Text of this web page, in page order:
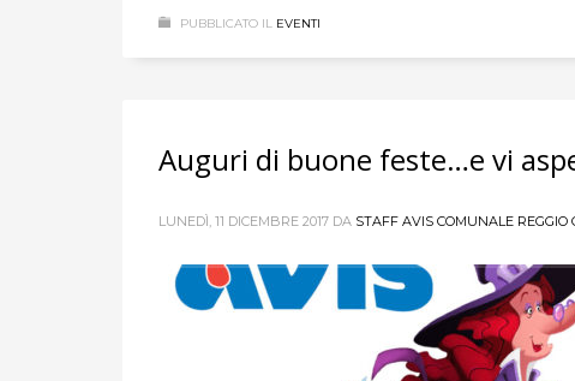
PUBBLICATO IL EVENTI
Auguri di buone feste…e vi
LUNEDÌ, 11 DICEMBRE 2017 DA STAFF AVIS COMUNALE REGGIO